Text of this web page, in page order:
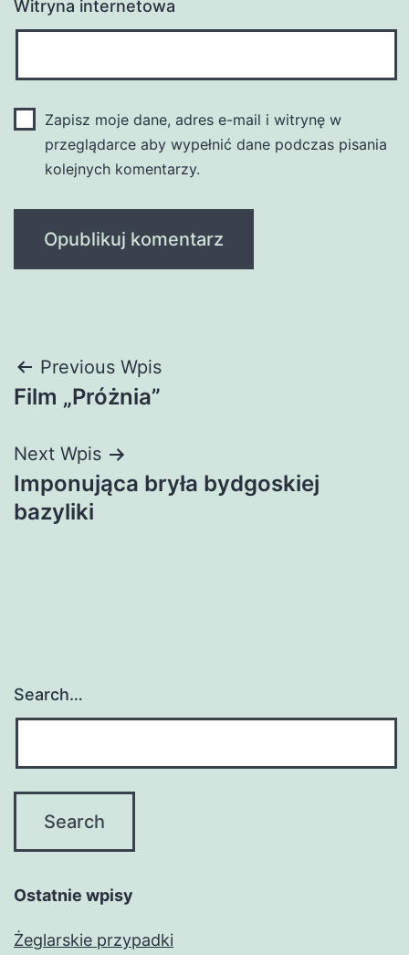
Witryna internetowa
Zapisz moje dane, adres e-mail i witrynę w
przeglądarce aby wypełnić dane podczas pisania
kolejnych komentarzy.
Nawigacja
wpisu
Previous Wpis
Film „Próżnia”
Next Wpis
Imponująca bryła bydgoskiej
bazyliki
Search…
Ostatnie wpisy
Żeglarskie przypadki